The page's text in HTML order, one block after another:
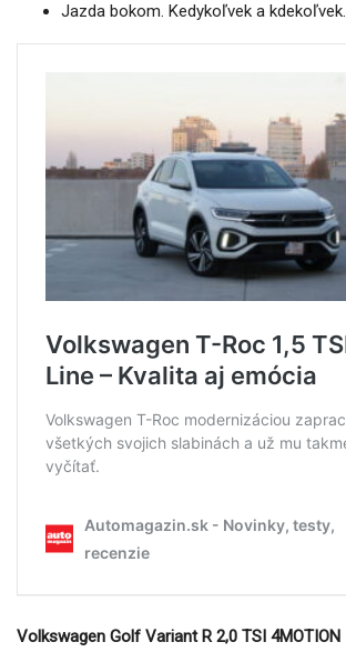
Jazda bokom. Kedykoľvek a kdekoľvek.
Volkswagen Golf Variant R 2,0 TSI 4MOTION